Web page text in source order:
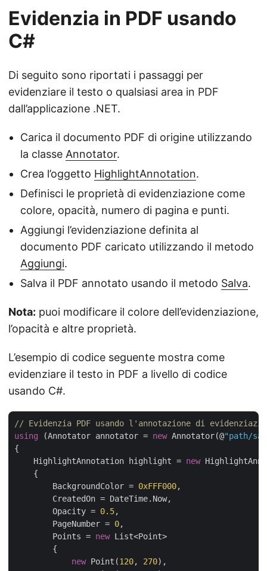
Evidenzia in PDF usando
C#
Di seguito sono riportati i passaggi per
evidenziare il testo o qualsiasi area in PDF
dall’applicazione .NET.
Carica il documento PDF di origine utilizzando
la classe Annotator.
Crea l’oggetto HighlightAnnotation.
Definisci le proprietà di evidenziazione come
colore, opacità, numero di pagina e punti.
Aggiungi l’evidenziazione definita al
documento PDF caricato utilizzando il metodo
Aggiungi.
Salva il PDF annotato usando il metodo Salva.
Nota: puoi modificare il colore dell’evidenziazione,
l’opacità e altre proprietà.
L’esempio di codice seguente mostra come
evidenziare il testo in PDF a livello di codice
usando C#.
// Evidenzia PDF usando l'annotazione di
using (Annotator annotator = new Annotator(@"path/
{
    HighlightAnnotation highlight =
new
    {
        BackgroundColor =
0xFFF000,
        CreatedOn = DateTime.Now,
        Opacity =
0.5,
        PageNumber =
0,
        Points =
new List<Point>
        {
new Point(120, 270),